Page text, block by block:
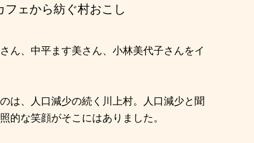
フェから紡ぐ村おこし
ん、中平ます美さん、小林美代子さんをイ
は、人口減少の続く川上村。人口減少と聞
的な笑顔がそこにはありました。